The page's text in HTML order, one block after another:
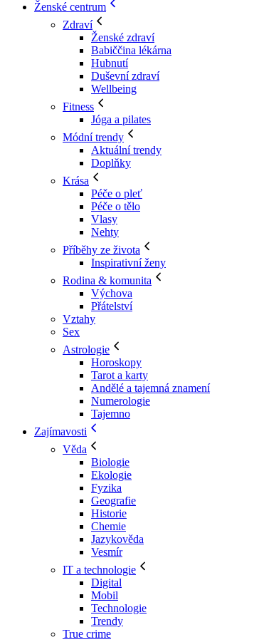
Ženské centrum
Zdraví
Ženské zdraví
Babiččina lékárna
Hubnutí
Duševní zdraví
Wellbeing
Fitness
Jóga a pilates
Módní trendy
Aktuální trendy
Doplňky
Krása
Péče o pleť
Péče o tělo
Vlasy
Nehty
Příběhy ze života
Inspirativní ženy
Rodina & komunita
Výchova
Přátelství
Vztahy
Sex
Astrologie
Horoskopy
Tarot a karty
Andělé a tajemná znamení
Numerologie
Tajemno
Zajímavosti
Věda
Biologie
Ekologie
Fyzika
Geografie
Historie
Chemie
Jazykověda
Vesmír
IT a technologie
Digital
Mobil
Technologie
Trendy
True crime